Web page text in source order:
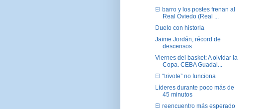
El barro y los postes frenan al
Real Oviedo (Real ...
Duelo con historia
Jaime Jordán, récord de
descensos
Viernes del basket: A olvidar la
Copa. CEBA Guadal...
El “trivote” no funciona
Líderes durante poco más de
45 minutos
El reencuentro más esperado